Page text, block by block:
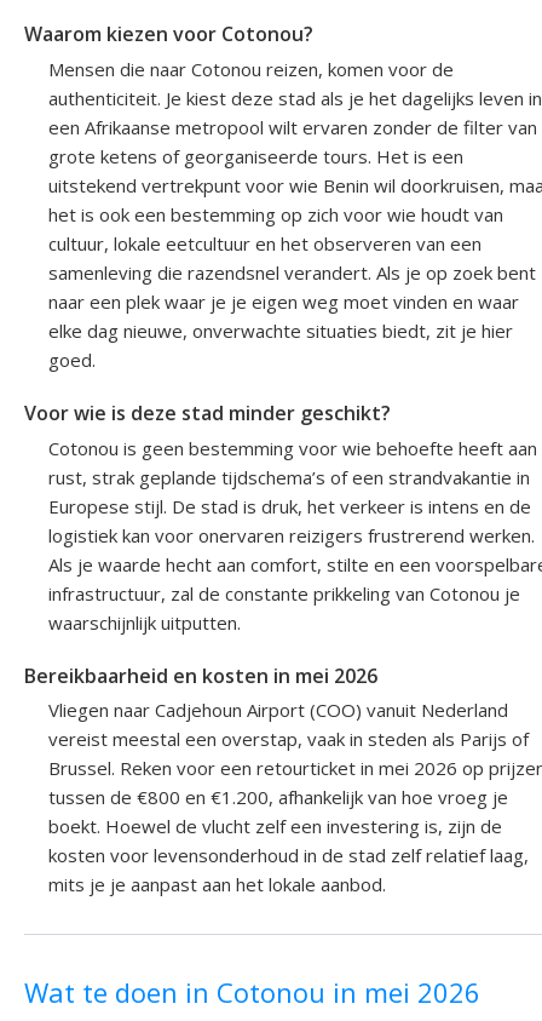
Waarom kiezen voor Cotonou?
Mensen die naar Cotonou reizen, komen voor de
authenticiteit. Je kiest deze stad als je het dagelijks leven in
een Afrikaanse metropool wilt ervaren zonder de filter van
grote ketens of georganiseerde tours. Het is een
uitstekend vertrekpunt voor wie Benin wil doorkruisen,
het is ook een bestemming op zich voor wie houdt van
cultuur, lokale eetcultuur en het observeren van een
samenleving die razendsnel verandert. Als je op zoek bent
naar een plek waar je je eigen weg moet vinden en waar
elke dag nieuwe, onverwachte situaties biedt, zit je hier
goed.
Voor wie is deze stad minder geschikt?
Cotonou is geen bestemming voor wie behoefte heeft aan
rust, strak geplande tijdschema’s of een strandvakantie in
Europese stijl. De stad is druk, het verkeer is intens en de
logistiek kan voor onervaren reizigers frustrerend werken.
Als je waarde hecht aan comfort, stilte en een
infrastructuur, zal de constante prikkeling van Cotonou je
waarschijnlijk uitputten.
Bereikbaarheid en kosten in mei 2026
Vliegen naar Cadjehoun Airport (COO) vanuit Nederland
vereist meestal een overstap, vaak in steden als Parijs of
Brussel. Reken voor een retourticket in mei 2026 op
tussen de €800 en €1.200, afhankelijk van hoe vroeg je
boekt. Hoewel de vlucht zelf een investering is, zijn de
kosten voor levensonderhoud in de stad zelf relatief laag,
mits je je aanpast aan het lokale aanbod.
Wat te doen in Cotonou in mei 2026